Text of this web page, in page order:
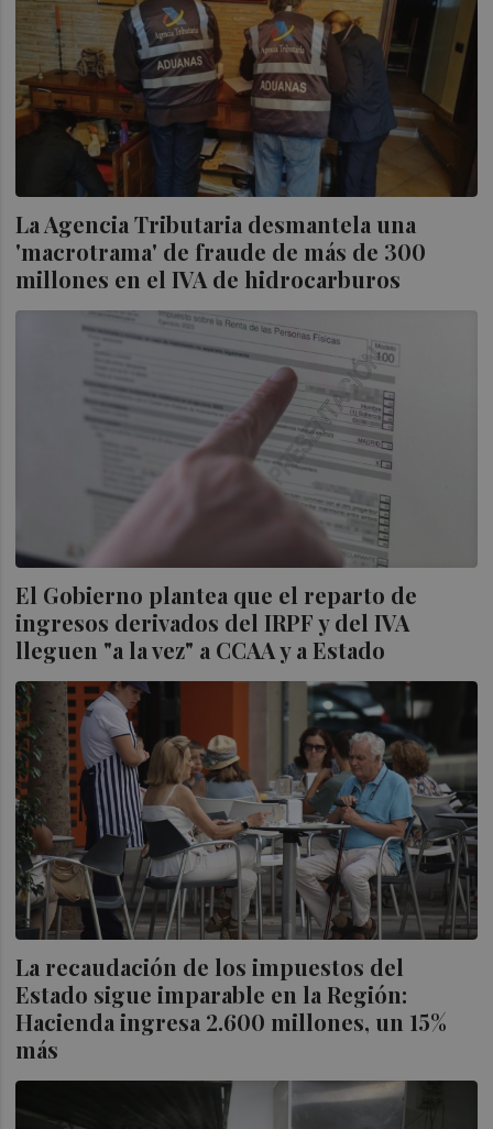
La Agencia Tributaria desmantela una
'macrotrama' de fraude de más de 300
millones en el IVA de hidrocarburos
El Gobierno plantea que el reparto de
ingresos derivados del IRPF y del IVA
lleguen "a la vez" a CCAA y a Estado
La recaudación de los impuestos del
Estado sigue imparable en la Región:
Hacienda ingresa 2.600 millones, un 15%
más